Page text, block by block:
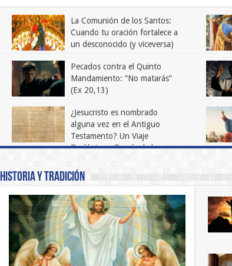
La Comunión de los Santos:
Cuando tu oración fortalece a
un desconocido (y viceversa)
marzo
Pecados contra el Quinto
Mandamiento: “No matarás”
(Ex 20,13)
Pecados
contra
el
“No
¿Jesucristo es nombrado
alguna vez en el Antiguo
Testamento? Un Viaje
Teológico a Través de la
octubre 29, 2024 0
Historia y Tradición